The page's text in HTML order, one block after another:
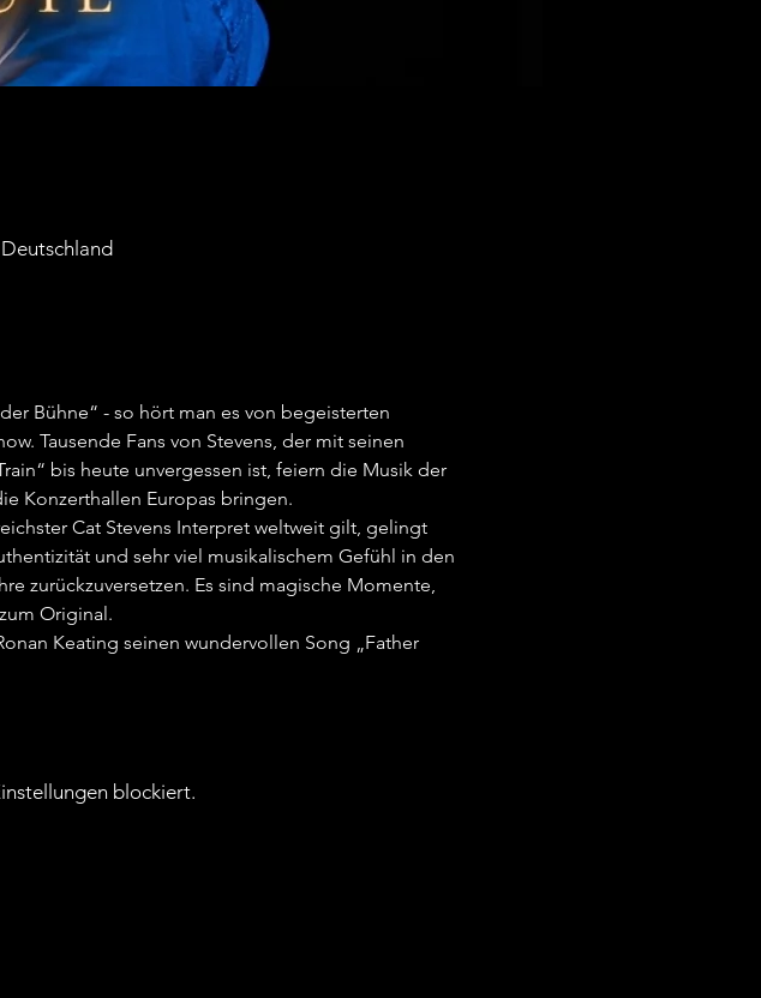
Bühne“ - so hört man es von begeisterten
Tausende Fans von Stevens, der mit seinen
bis heute unvergessen ist, feiern die Musik der
Konzerthallen Europas bringen.
Cat Stevens Interpret weltweit gilt, gelingt
und sehr viel musikalischem Gefühl in den
zurückzuversetzen. Es sind magische Momente,
Original.
Keating seinen wundervollen Song „Father
blockiert.